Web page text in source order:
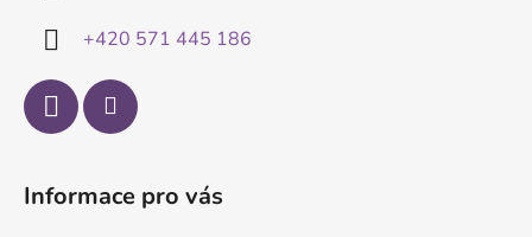
+420 571 445 186
Informace pro vás